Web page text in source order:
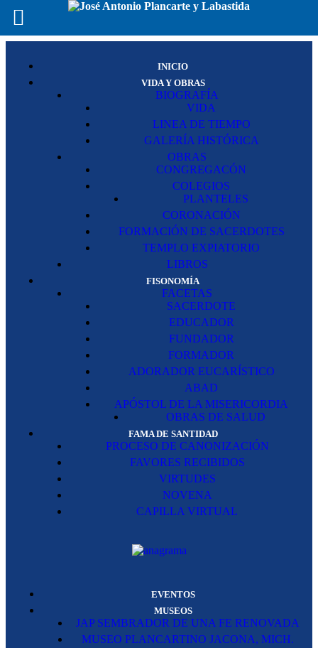
INICIO
VIDA Y OBRAS
BIOGRAFÍA
VIDA
LINEA DE TIEMPO
GALERÍA HISTÓRICA
OBRAS
CONGREGACÓN
COLEGIOS
PLANTELES
CORONACIÓN
FORMACIÓN DE SACERDOTES
TEMPLO EXPIATORIO
LIBROS
FISONOMÍA
FACETAS
SACERDOTE
EDUCADOR
FUNDADOR
FORMADOR
ADORADOR EUCARÍSTICO
ABAD
APÓSTOL DE LA MISERICORDIA
OBRAS DE SALUD
FAMA DE SANTIDAD
PROCESO DE CANONIZACIÓN
FAVORES RECIBIDOS
VIRTUDES
NOVENA
CAPILLA VIRTUAL
EVENTOS
MUSEOS
JAP SEMBRADOR DE UNA FE RENOVADA
MUSEO PLANCARTINO JACONA, MICH.